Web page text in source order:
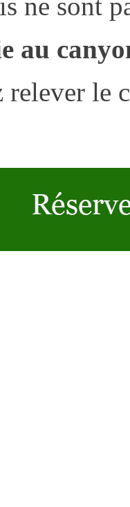
au
le